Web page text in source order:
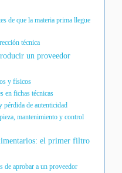
de que la materia prima llegue
técnica
un proveedor
y físicos
en fichas técnicas
pérdida de autenticidad
mantenimiento y control
el primer filtro
de aprobar a un proveedor